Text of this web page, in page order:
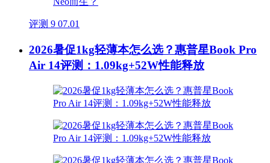
评测 9 07.01
2026暑促1kg轻薄本怎么选？惠普星Book Pro
Air 14评测：1.09kg+52W性能释放